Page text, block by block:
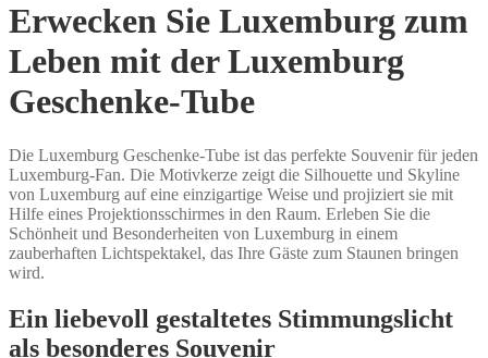
Erwecken Sie Luxemburg zum
Leben mit der Luxemburg
Geschenke-Tube
Die Luxemburg Geschenke-Tube ist das perfekte Souvenir für jeden
Luxemburg-Fan. Die Motivkerze zeigt die Silhouette und Skyline
von Luxemburg auf eine einzigartige Weise und projiziert sie mit
Hilfe eines Projektionsschirmes in den Raum. Erleben Sie die
Schönheit und Besonderheiten von Luxemburg in einem
zauberhaften Lichtspektakel, das Ihre Gäste zum Staunen bringen
wird.
Ein liebevoll gestaltetes Stimmungslicht
als besonderes Souvenir